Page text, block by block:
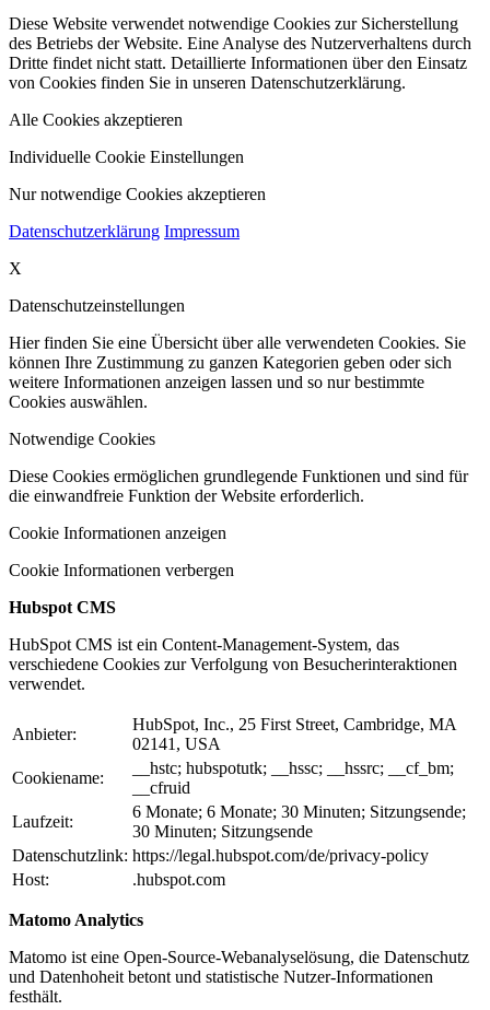
Diese Website verwendet notwendige Cookies zur Sicherstellung
des Betriebs der Website. Eine Analyse des Nutzerverhaltens durch
Dritte findet nicht statt. Detaillierte Informationen über den Einsatz
von Cookies finden Sie in unseren Datenschutzerklärung.
Alle Cookies akzeptieren
Individuelle Cookie Einstellungen
Nur notwendige Cookies akzeptieren
Datenschutzerklärung Impressum
X
Datenschutzeinstellungen
Hier finden Sie eine Übersicht über alle verwendeten Cookies. Sie
können Ihre Zustimmung zu ganzen Kategorien geben oder sich
weitere Informationen anzeigen lassen und so nur bestimmte
Cookies auswählen.
Notwendige Cookies
Diese Cookies ermöglichen grundlegende Funktionen und sind für
die einwandfreie Funktion der Website erforderlich.
Cookie Informationen anzeigen
Cookie Informationen verbergen
Hubspot CMS
HubSpot CMS ist ein Content-Management-System, das
verschiedene Cookies zur Verfolgung von Besucherinteraktionen
verwendet.
Anbieter:
HubSpot, Inc., 25 First Street, Cambridge, MA
02141, USA
Cookiename:
__hstc; hubspotutk; __hssc; __hssrc; __cf_bm;
__cfruid
Laufzeit:
6 Monate; 6 Monate; 30 Minuten; Sitzungsende;
30 Minuten; Sitzungsende
Datenschutzlink: https://legal.hubspot.com/de/privacy-policy
Host:
.hubspot.com
Matomo Analytics
Matomo ist eine Open-Source-Webanalyselösung, die Datenschutz
und Datenhoheit betont und statistische Nutzer-Informationen
festhält.